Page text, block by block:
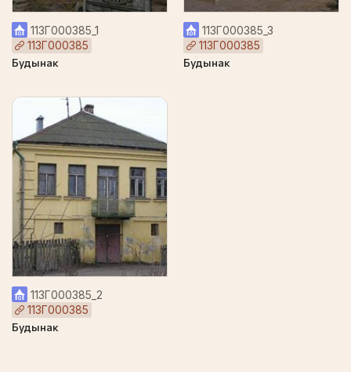
113Г000385_1
113Г000385
Будынак
113Г000385_2
113Г000385
Будынак
113Г000385_3
113Г000385
Будынак